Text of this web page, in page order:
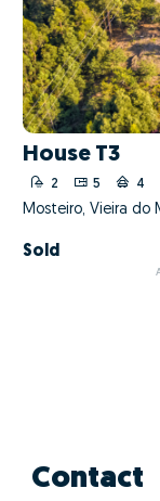
House T3
2 5 4
Mosteiro, Vieira do
Sold
Contact